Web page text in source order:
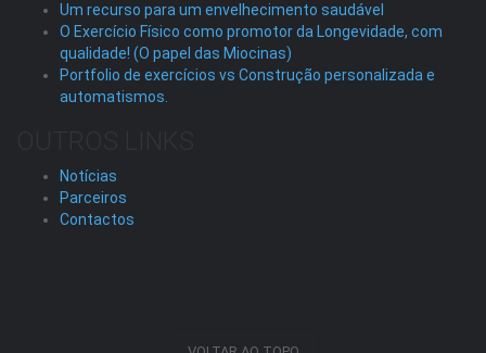
Um recurso para um envelhecimento saudável
O Exercício Físico como promotor da Longevidade, com
qualidade! (O papel das Miocinas)
Portfolio de exercícios vs Construção personalizada e
automatismos.
Notícias
Parceiros
Contactos